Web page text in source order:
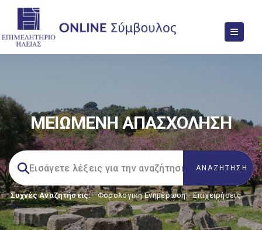
ΜΕΙΩΜΕΝΗ ΑΠΑΣΧΟΛΗΣΗ
Συχνές Αναζητήσεις: Φορολογικη Ενημέρωση, Επιχειρήσεις